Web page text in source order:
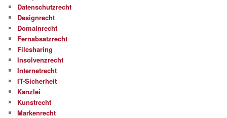
Datenschutzrecht
Designrecht
Domainrecht
Fernabsatzrecht
Filesharing
Insolvenzrecht
Internetrecht
IT-Sicherheit
Kanzlei
Kunstrecht
Markenrecht